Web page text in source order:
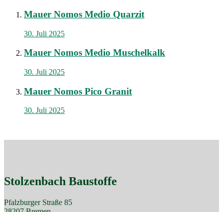
Mauer Nomos Medio Quarzit
30. Juli 2025
Mauer Nomos Medio Muschelkalk
30. Juli 2025
Mauer Nomos Pico Granit
30. Juli 2025
Stolzenbach Baustoffe
Pfalzburger Straße 85